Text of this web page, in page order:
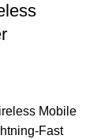
Mobile
Fast